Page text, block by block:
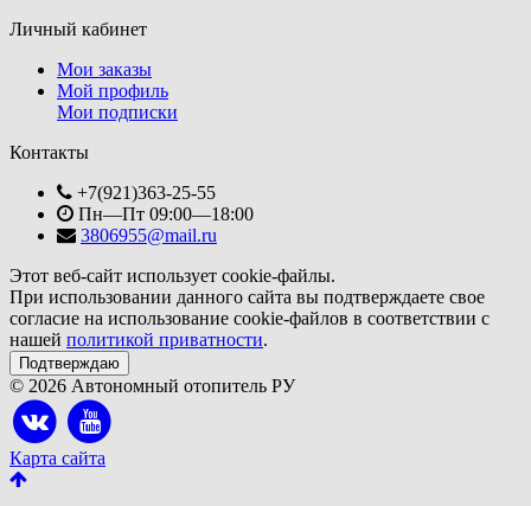
Личный кабинет
Мои заказы
Мой профиль
Мои подписки
Контакты
+7(921)363-25-55
Пн—Пт 09:00—18:00
3806955@mail.ru
Этот веб-сайт использует cookie-файлы.
При использовании данного сайта вы подтверждаете свое
согласие на использование cookie-файлов в соответствии с
нашей политикой приватности.
Подтверждаю
© 2026 Автономный отопитель РУ
Карта сайта